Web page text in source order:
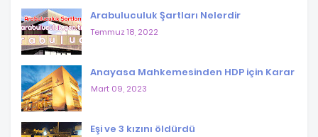
Arabuluculuk Şartları Nelerdir
Temmuz 18, 2022
Anayasa Mahkemesinden HDP için Karar
Mart 09, 2023
Eşi ve 3 kızını öldürdü